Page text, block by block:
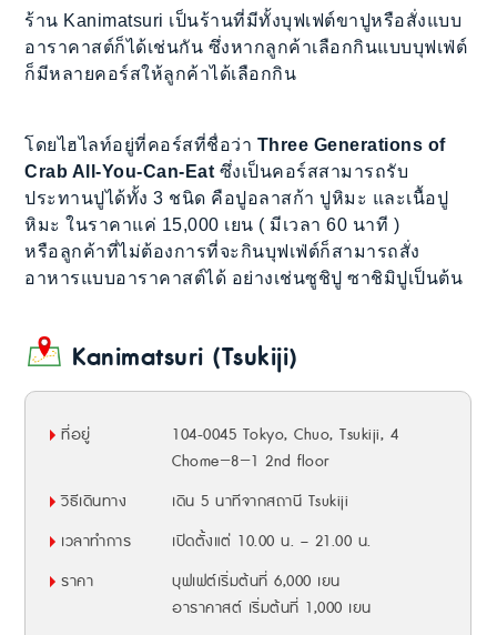
ร้าน Kanimatsuri เป็นร้านที่มีทั้งบุฟเฟต์ขาปูหรือสั่งแบบ
อาราคาสต์ก็ได้เช่นกัน ซึ่งหากลูกค้าเลือกกินแบบบุฟเฟ่ต์
ก็มีหลายคอร์สให้ลูกค้าได้เลือกกิน
โดยไฮไลท์อยู่ที่คอร์สที่ชื่อว่า Three Generations of
Crab All-You-Can-Eat ซึ่งเป็นคอร์สสามารถรับ
ประทานปูได้ทั้ง 3 ชนิด คือปูอลาสก้า ปูหิมะ และเนื้อปู
หิมะ ในราคาแค่ 15,000 เยน ( มีเวลา 60 นาที )
หรือลูกค้าที่ไม่ต้องการที่จะกินบุฟเฟ่ต์ก็สามารถสั่ง
อาหารแบบอาราคาสต์ได้ อย่างเช่นซูชิปู ซาชิมิปูเป็นต้น
Kanimatsuri (Tsukiji)
ที่อยู่
104-0045 Tokyo, Chuo, Tsukiji, 4
Chome−8−1 2nd floor
วิธีเดินทาง
เดิน 5 นาทีจากสถานี Tsukiji
เวลาทำการ
เปิดตั้งแต่ 10.00 น. – 21.00 น.
ราคา
บุฟเฟต์เริ่มต้นที่ 6,000 เยน
อาราคาสต์ เริ่มต้นที่ 1,000 เยน